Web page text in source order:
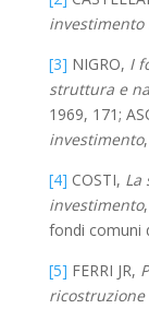
[3] NIGRO, I
struttura e
1969, 171;
investimento
[4] COSTI, La
investimento
fondi comuni
[5] FERRI JR,